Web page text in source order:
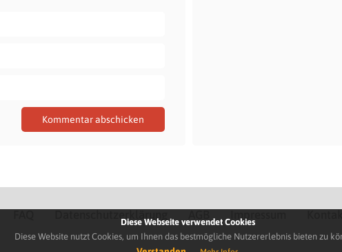
Datenschutzerklärung Impressum
Diese Webseite verwendet Cookies
Diese Website nutzt Cookies, um Ihnen das bestmögliche Nutzererlebnis bieten zu